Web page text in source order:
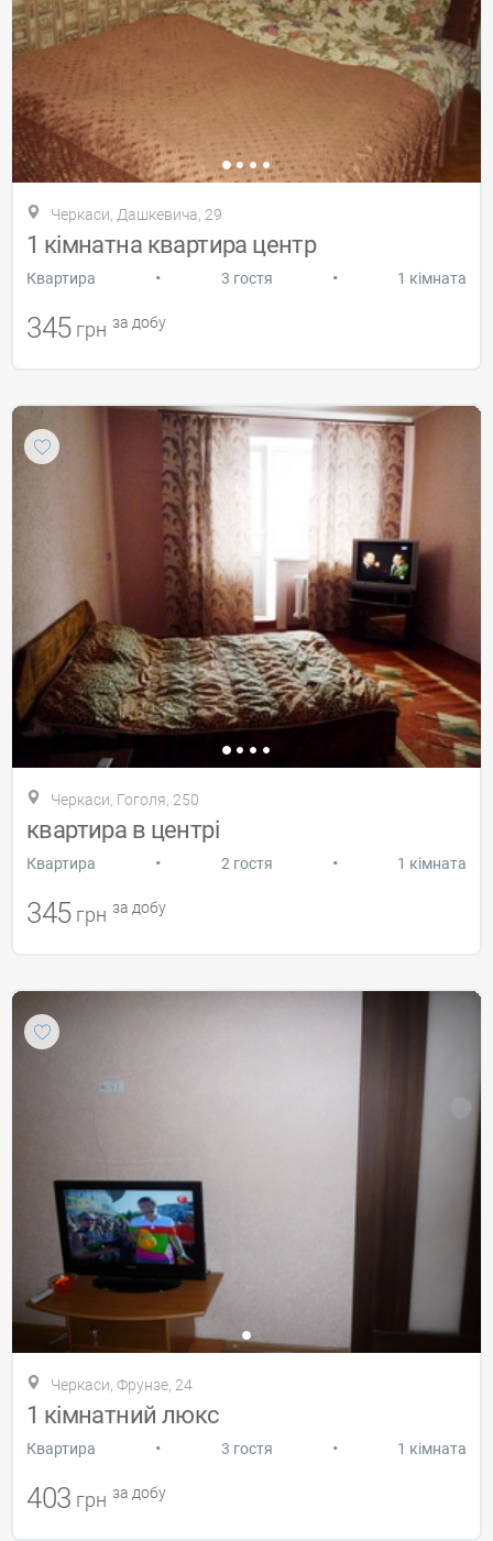
Черкаси, Дашкевича, 29
1 кімнатна квартира центр
Квартира • 3 гостя • 1 кімната
345 грн за добу
Черкаси, Гоголя, 250
квартира в центрі
Квартира • 2 гостя • 1 кімната
345 грн за добу
Черкаси, Фрунзе, 24
1 кімнатний люкс
Квартира • 3 гостя • 1 кімната
403 грн за добу